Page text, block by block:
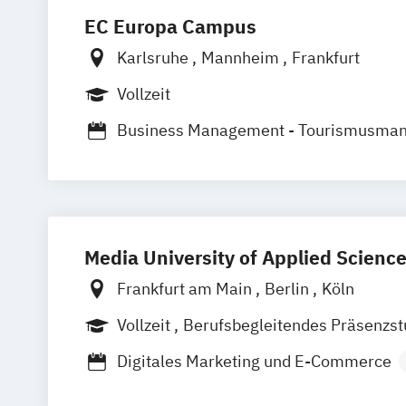
EC Europa Campus
Karlsruhe Mannheim
Frankfurt
Vollzeit
Business Management -
Event – Sport – Gesundheit /
/ PR
Mode- Trend- und Markenmanagement
Media University of Applied
Frankfurt am Main Berlin
Köln
Vollzeit
Berufsbegleitendes
Duales Studium
Fernstudium
Digitales Marketing und E-Commerce